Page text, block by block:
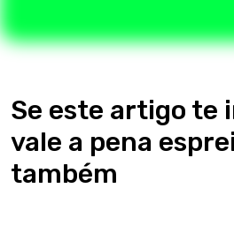
Se este artigo te
vale a pena
também